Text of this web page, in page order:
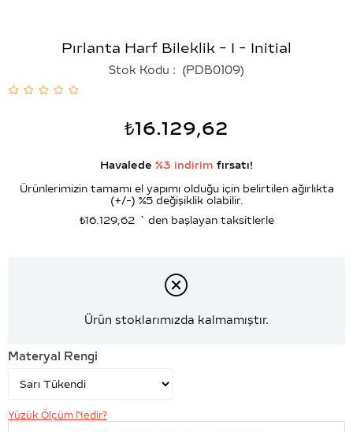
Pırlanta Harf Bileklik - I - Initial
Stok Kodu (PDB0109)
₺16.129,62
Havalede %3 indirim fırsatı!
Ürünlerimizin tamamı el yapımı olduğu için belirtilen ağırlıkta
(+/-) %5 değişiklik olabilir.
₺16.129,62 `den başlayan taksitlerle
Ürün stoklarımızda kalmamıştır.
Materyal Rengi
Yüzük Ölçüm Nedir?